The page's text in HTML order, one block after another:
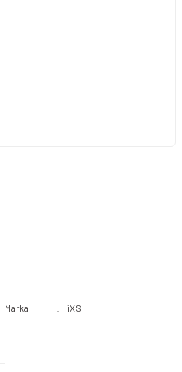
Marka iXS